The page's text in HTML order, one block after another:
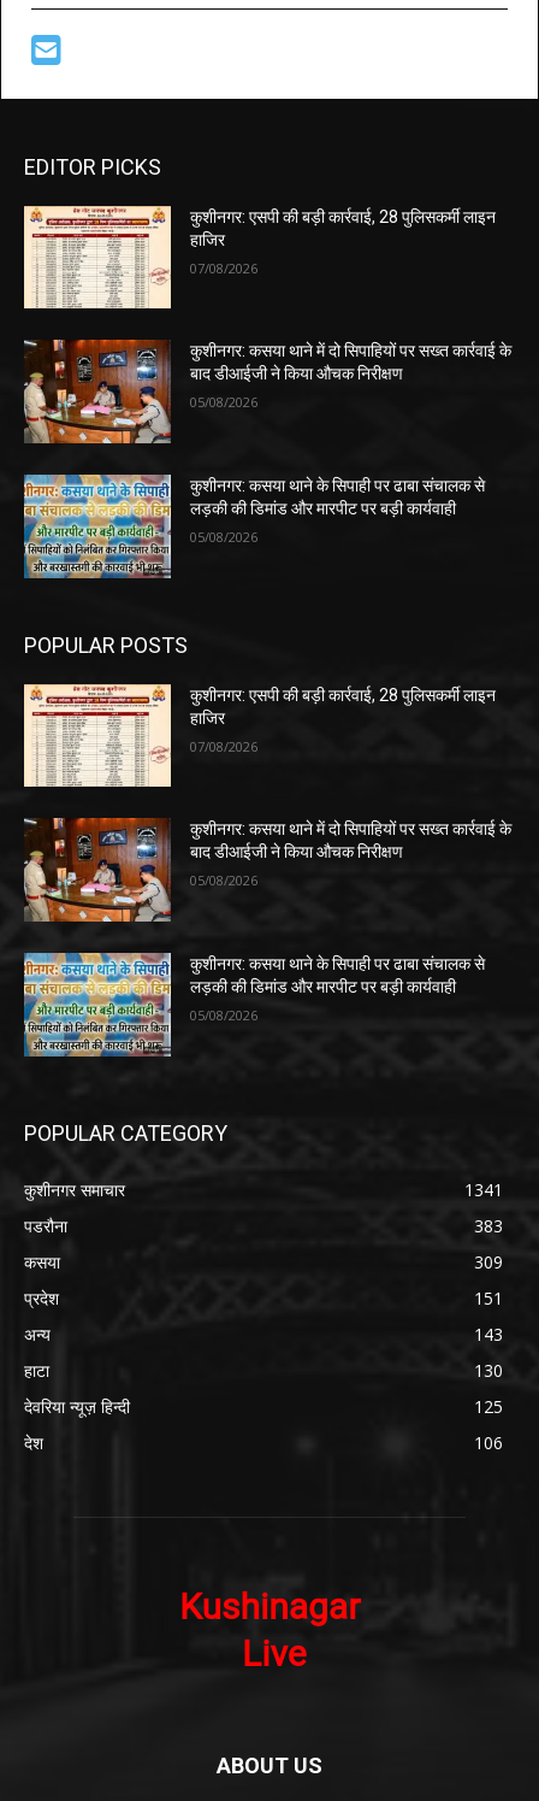
EDITOR PICKS
कुशीनगर: एसपी की बड़ी कार्रवाई, 28 पुलिसकर्मी लाइन
हाजिर
07/08/2026
कुशीनगर: कसया थाने में दो सिपाहियों पर सख्त कार्रवाई के
बाद डीआईजी ने किया औचक निरीक्षण
05/08/2026
कुशीनगर: कसया थाने के सिपाही पर ढाबा संचालक से
लड़की की डिमांड और मारपीट पर बड़ी कार्यवाही
05/08/2026
POPULAR POSTS
कुशीनगर: एसपी की बड़ी कार्रवाई, 28 पुलिसकर्मी लाइन
हाजिर
07/08/2026
कुशीनगर: कसया थाने में दो सिपाहियों पर सख्त कार्रवाई के
बाद डीआईजी ने किया औचक निरीक्षण
05/08/2026
कुशीनगर: कसया थाने के सिपाही पर ढाबा संचालक से
लड़की की डिमांड और मारपीट पर बड़ी कार्यवाही
05/08/2026
POPULAR CATEGORY
कुशीनगर समाचार
1341
पडरौना
383
कसया
309
प्रदेश
151
अन्य
143
हाटा
130
देवरिया न्यूज़ हिन्दी
125
देश
106
ABOUT US